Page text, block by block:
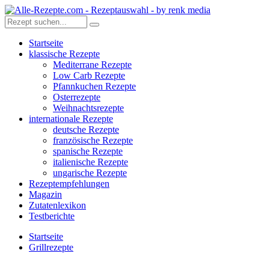
Startseite
klassische Rezepte
Mediterrane Rezepte
Low Carb Rezepte
Pfannkuchen Rezepte
Osterrezepte
Weihnachtsrezepte
internationale Rezepte
deutsche Rezepte
französische Rezepte
spanische Rezepte
italienische Rezepte
ungarische Rezepte
Rezeptempfehlungen
Magazin
Zutatenlexikon
Testberichte
Startseite
Grillrezepte